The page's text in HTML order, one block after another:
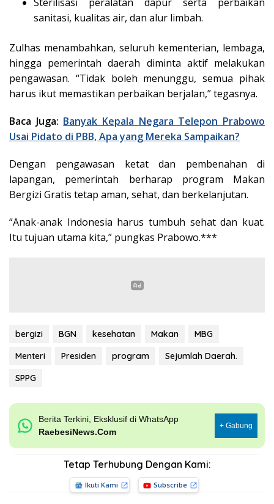
sanitasi, kualitas air, dan alur limbah.
Zulhas menambahkan, seluruh kementerian, lembaga,
hingga pemerintah daerah diminta aktif melakukan
pengawasan. “Tidak boleh menunggu, semua pihak
harus ikut memastikan perbaikan berjalan,” tegasnya.
Baca Juga: Banyak Kepala Negara Telepon Prabowo
Usai Pidato di PBB, Apa yang Mereka Sampaikan?
Dengan pengawasan ketat dan pembenahan di
lapangan, pemerintah berharap program Makan
Bergizi Gratis tetap aman, sehat, dan berkelanjutan.
“Anak-anak Indonesia harus tumbuh sehat dan kuat.
Itu tujuan utama kita,” pungkas Prabowo.***
bergizi BGN kesehatan Makan
MBG
Menteri
Presiden program
Sejumlah Daerah.
SPPG
Berita Terkini, Eksklusif di WhatsApp
RaebesiNews.Com
+ Gabung
Tetap Terhubung Dengan Kami:
Ikuti Kami Subscribe